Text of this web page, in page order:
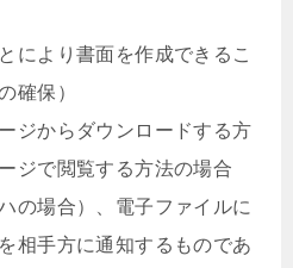
より書面を作成できるこ
確保）
からダウンロードする方
ジで閲覧する方法の場合
の場合）、電子ファイルに
相手方に通知するものであ